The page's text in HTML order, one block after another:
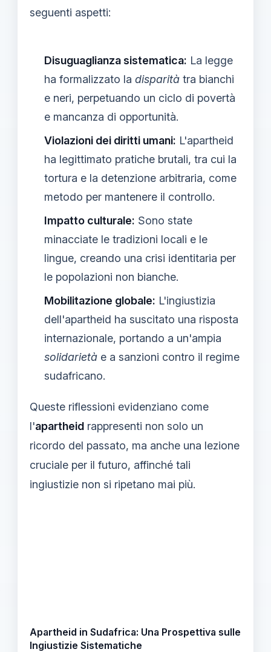
seguenti aspetti:
Disuguaglianza sistematica: La legge
ha formalizzato la disparità tra bianchi
e neri, perpetuando un ciclo di povertà
e mancanza di opportunità.
Violazioni dei diritti umani: L'apartheid
ha legittimato pratiche brutali, tra cui la
tortura e la detenzione arbitraria, come
metodo per mantenere il controllo.
Impatto culturale: Sono state
minacciate le tradizioni locali e le
lingue, creando una crisi identitaria per
le popolazioni non bianche.
Mobilitazione globale: L'ingiustizia
dell'apartheid ha suscitato una risposta
internazionale, portando a un'ampia
solidarietà e a sanzioni contro il regime
sudafricano.
Queste riflessioni evidenziano come
l'apartheid rappresenti non solo un
ricordo del passato, ma anche una lezione
cruciale per il futuro, affinché tali
ingiustizie non si ripetano mai più.
Apartheid in Sudafrica: Una Prospettiva sulle
Ingiustizie Sistematiche